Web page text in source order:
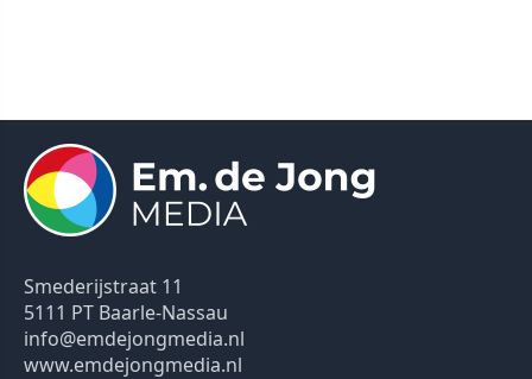
Smederijstraat 11
5111 PT Baarle-Nassau
info@emdejongmedia.nl
www.emdejongmedia.nl